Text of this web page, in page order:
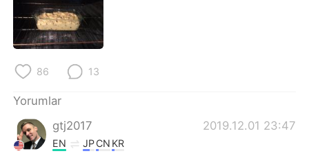
86 13
Yorumlar
gtj2017
2019.12.01 23:47
EN JPCN KR